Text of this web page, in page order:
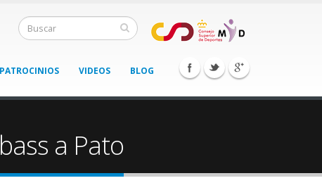
PATROCINIOS VIDEOS BLOG
a Pato